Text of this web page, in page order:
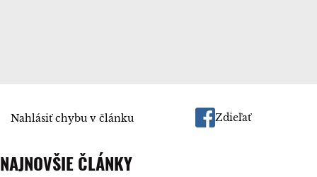
Nahlásiť chybu v článku Zdieľať
NAJNOVŠIE ČLÁNKY